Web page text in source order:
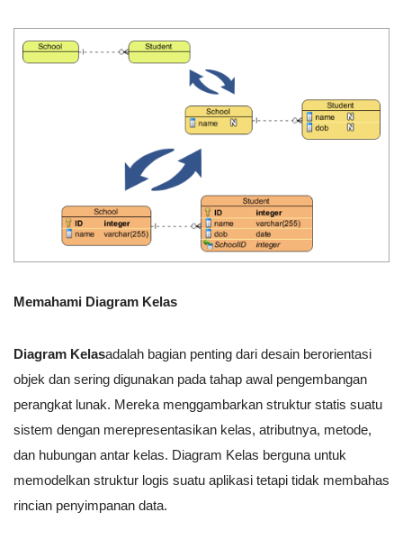
Memahami Diagram Kelas
Diagram Kelasadalah bagian penting dari desain berorientasi
objek dan sering digunakan pada tahap awal pengembangan
perangkat lunak. Mereka menggambarkan struktur statis suatu
sistem dengan merepresentasikan kelas, atributnya, metode,
dan hubungan antar kelas. Diagram Kelas berguna untuk
memodelkan struktur logis suatu aplikasi tetapi tidak membahas
rincian penyimpanan data.